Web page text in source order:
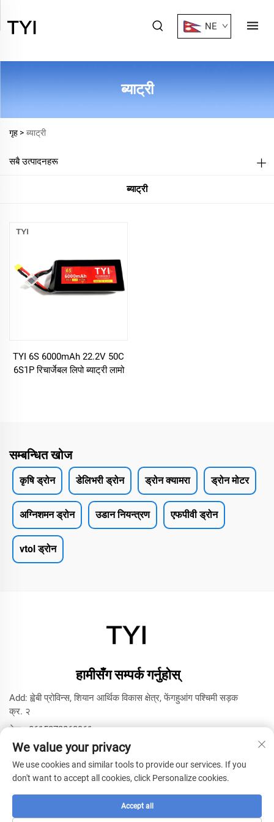
NE
ब्याट्री
गृह > ब्याट्री
सबै उत्पादनहरू
ब्याट्री
TYI 6S 6000mAh 22.2V 50C
6S1P रिचार्जेबल लिपो ब्याट्री लामो
सम्बन्धित खोज
कृषि ड्रोन डेलिभरी ड्रोन ड्रोन क्यामरा ड्रोन मोटर
अग्निशमन ड्रोन उडान नियन्त्रण एफपीवी ड्रोन
vtol ड्रोन
हामीसँग सम्पर्क गर्नुहोस्
Add: ह्वेबी प्रोविन्स, शियान आर्थिक विकास क्षेत्र, फेंगहुआंग पश्चिमी सड़क
क्र. २
टेल:+8615272063961
इमेल:[email protected]
नीति
We value your privacy
We use cookies and similar tools to provide our services. If you
don't want to accept all cookies, click Personalize cookies.
Accept all